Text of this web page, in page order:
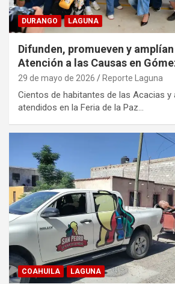
DURANGO LAGUNA
Difunden, promueven y
Atención a las Causas en
29 de mayo de 2026 Reporte Laguna
Cientos de habitantes de las Acacias y
atendidos en la Feria de la Paz…
COAHUILA LAGUNA